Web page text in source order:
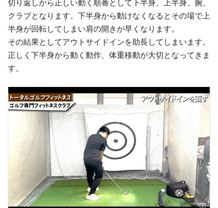
切り返しから正しい動く順番として下半身、上半身、腕、
クラブとなります。下半身から動けなくなるとその場で上
半身が回転してしまい肩の開きが早くなります。
その結果としてアウトサイドインを助長してしまいます。
正しく下半身から動く動作、体重移動が大切となってきま
す。